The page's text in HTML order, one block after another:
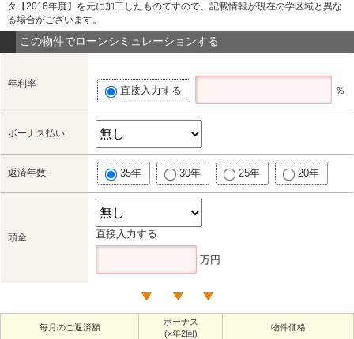
タ【2016年度】を元に加工したものですので、記載情報が現在の学区域と異な
る場合がございます。
この物件でローンシミュレーションする
年利率
直接入力する ％
ボーナス払い
返済年数 35年 30年 25年 20年
頭金 直接入力する
万円
毎月のご返済額
ボーナス
(×年2回)
物件価格